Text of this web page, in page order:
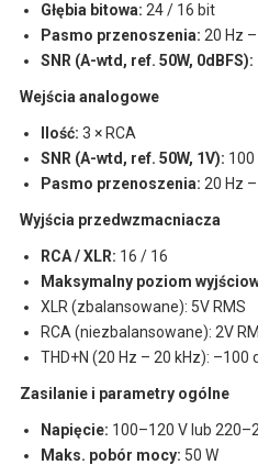
Głębia bitowa: 24 / 16 bit
Pasmo przenoszenia: 20 Hz
SNR (A-wtd, ref. 50W, 0dBFS):
Wejścia analogowe
Ilość: 3 × RCA
SNR (A-wtd, ref. 50W, 1V): 100
Pasmo przenoszenia: 20 Hz
Wyjścia przedwzmacniacza
RCA / XLR: 16 / 16
Maksymalny poziom
XLR (zbalansowane): 5V RMS
RCA (niezbalansowane): 2V
THD+N (20 Hz – 20 kHz): –100
Zasilanie i parametry ogólne
Napięcie: 100–120 V lub
Maks. pobór mocy: 50 W